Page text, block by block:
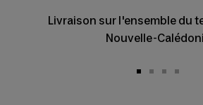
Livraison sur l'ensemble du
Nouvelle-